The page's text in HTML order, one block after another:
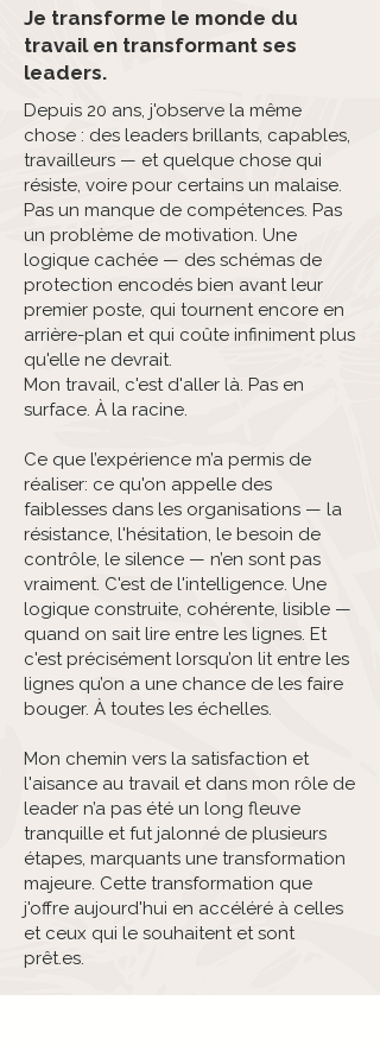
Je transforme le monde du
travail en transformant ses
leaders.
Depuis 20 ans, j'observe la même
chose : des leaders brillants, capables,
travailleurs — et quelque chose qui
résiste, voire pour certains un malaise.
Pas un manque de compétences. Pas
un problème de motivation. Une
logique cachée — des schémas de
protection encodés bien avant leur
premier poste, qui tournent encore en
arrière-plan et qui coûte infiniment plus
qu'elle ne devrait.
Mon travail, c'est d'aller là. Pas en
surface. À la racine.
Ce que l’expérience m’a permis de
réaliser: ce qu'on appelle des
faiblesses dans les organisations — la
résistance, l'hésitation, le besoin de
contrôle, le silence — n’en sont pas
vraiment. C'est de l'intelligence. Une
logique construite, cohérente, lisible —
quand on sait lire entre les lignes. Et
c'est précisément lorsqu’on lit entre les
lignes qu’on a une chance de les faire
bouger. À toutes les échelles.
Mon chemin vers la satisfaction et
l'aisance au travail et dans mon rôle de
leader n’a pas été un long fleuve
tranquille et fut jalonné de plusieurs
étapes, marquants une transformation
majeure. Cette transformation que
j'offre aujourd'hui en accéléré à celles
et ceux qui le souhaitent et sont
prêt.es.​